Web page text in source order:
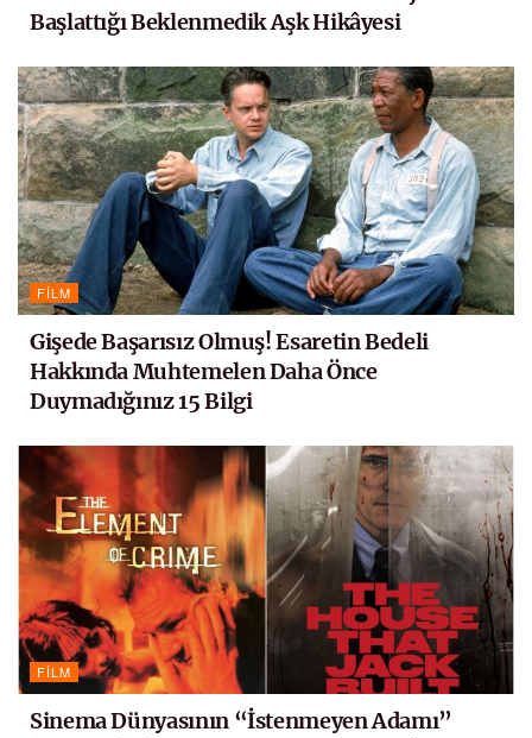
Başlattığı Beklenmedik Aşk Hikâyesi
FILM
Gişede Başarısız Olmuş! Esaretin Bedeli
Hakkında Muhtemelen Daha Önce
Duymadığınız 15 Bilgi
FILM
Sinema Dünyasının “İstenmeyen Adamı”